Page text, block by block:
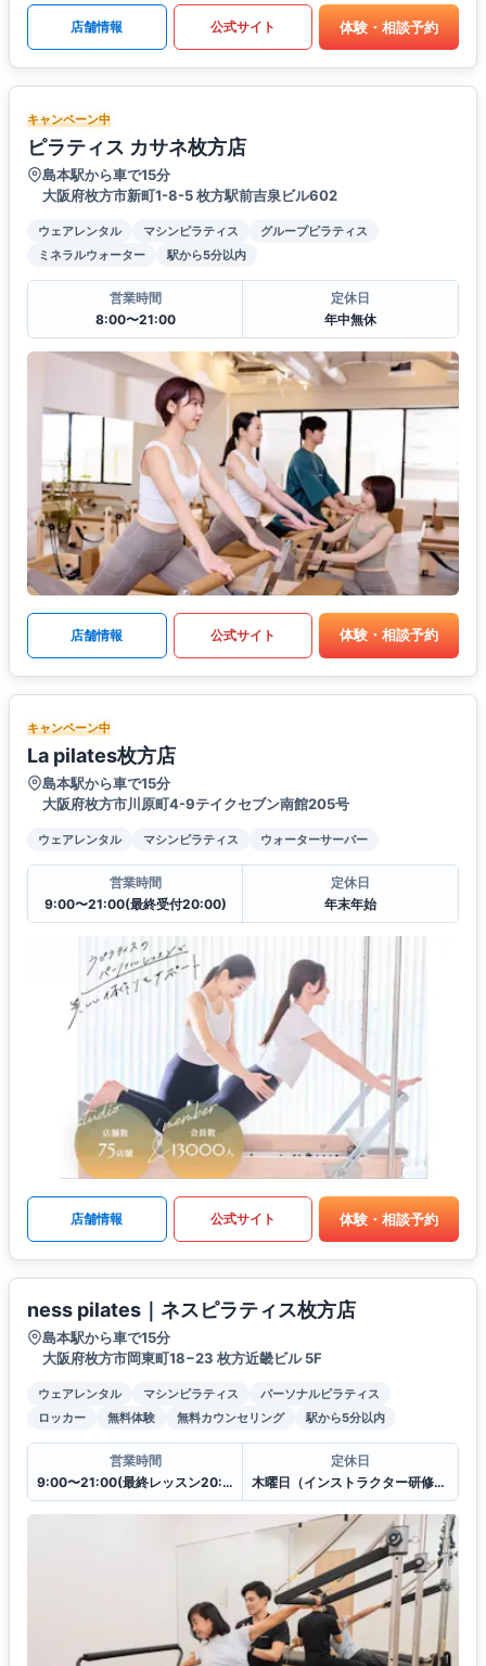
店舗情報 公式サイト 体験・相談予約
キャンペーン中
ピラティス カサネ枚方店
島本駅から車で15分
大阪府枚方市新町1-8-5 枚方駅前吉泉ビル602
ウェアレンタル マシンピラティス
グループピラティス
ミネラルウォーター
駅から5分以内
営業時間
8:00〜21:00
定休日
年中無休
店舗情報 公式サイト 体験・相談予約
キャンペーン中
La pilates枚方店
島本駅から車で15分
大阪府枚方市川原町4-9テイクセブン南館205号
ウェアレンタル マシンピラティス ウォーターサーバー
営業時間
9:00〜21:00(最終受付20:00)
定休日
年末年始
店舗情報 公式サイト 体験・相談予約
ness pilates｜ネスピラティス枚方店
島本駅から車で15分
大阪府枚方市岡東町18−23 枚方近畿ビル 5F
ウェアレンタル マシンピラティス
パーソナルピラティス
ロッカー
無料体験 無料カウンセリング 駅から5分以内
営業時間
9:00〜21:00(最終レッスン20:00スタート)
定休日
木曜日（インストラクター研修のため）